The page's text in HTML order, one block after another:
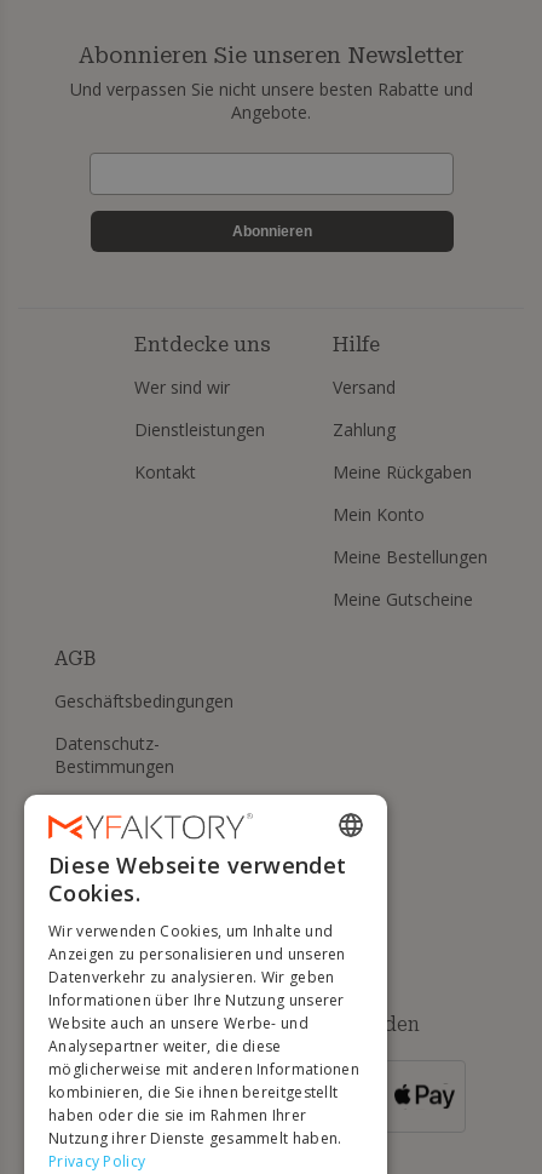
Abonnieren Sie unseren Newsletter
Und verpassen Sie nicht unsere besten Rabatte und
Angebote.
Abonnieren
Entdecke uns
Wer sind wir
Dienstleistungen
Kontakt
Hilfe
Versand
Zahlung
Meine Rückgaben
Mein Konto
Meine Bestellungen
Meine Gutscheine
AGB
Geschäftsbedingungen
Datenschutz-
Bestimmungen
Meine Cookies verwalten
RÜCKGABERECHT
Verfügbare Zahlungsmethoden
FÜR
BESTELLUNGEN
ÜBER 500 €
ENGLISH
DUTCH
GERMAN
PORTUGUESE
SPANISH
Diese Webseite verwendet
Cookies.
Wir verwenden Cookies, um Inhalte und
Anzeigen zu personalisieren und unseren
Datenverkehr zu analysieren. Wir geben
Informationen über Ihre Nutzung unserer
Website auch an unsere Werbe- und
Analysepartner weiter, die diese
möglicherweise mit anderen Informationen
kombinieren, die Sie ihnen bereitgestellt
haben oder die sie im Rahmen Ihrer
Nutzung ihrer Dienste gesammelt haben.
Privacy Policy